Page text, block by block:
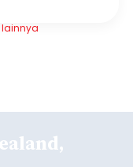
lainnya